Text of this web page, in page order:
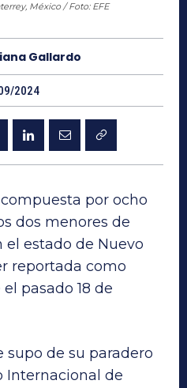
México / Foto: EFE
Gallardo
2024
por ocho
dos menores de
el estado de Nuevo
reportada como
pasado 18 de
supo de su paradero
Internacional de